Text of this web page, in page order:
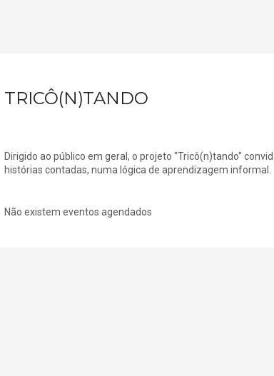
TRICÔ(N)TANDO
Dirigido ao público em geral, o projeto "Tricô(n)tando"
histórias contadas, numa lógica de aprendizagem informal.
Não existem eventos agendados